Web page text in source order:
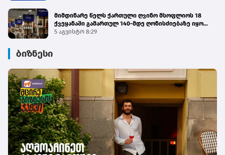
მიმდინარე წელს ქართული ღვინო მსოფლიოს 18
ქვეყანაში გამართულ 140-მდე ღონისძიებაზე იყო
წარმოდგენილი
5 აგვისტო 8:29
ბიზნესი